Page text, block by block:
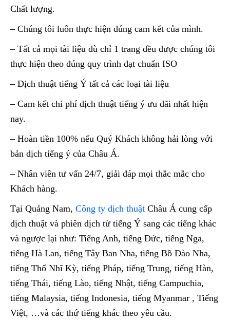
Chất lượng.
– Chúng tôi luôn thực hiện đúng cam kết của mình.
– Tất cả mọi tài liệu dù chỉ 1 trang đều được chúng tôi
thực hiện theo đúng quy trình đạt chuẩn ISO
– Dịch thuật tiếng Ý tất cả các loại tài liệu
– Cam kết chi phí dịch thuật tiếng ý ưu đãi nhất hiện
nay.
– Hoàn tiền 100% nếu Quý Khách không hải lòng với
bản dịch tiếng ý của Châu Á.
– Nhân viên tư vấn 24/7, giải đáp mọi thắc mắc cho
Khách hàng.
Tại Quảng Nam, Công ty dịch thuật Châu Á cung cấp
dịch thuật và phiên dịch từ tiếng Ý sang các tiếng khác
và ngược lại như: Tiếng Anh, tiếng Đức, tiếng Nga,
tiếng Hà Lan, tiếng Tây Ban Nha, tiếng Bồ Đào Nha,
tiếng Thổ Nhĩ Kỳ, tiếng Pháp, tiếng Trung, tiếng Hàn,
tiếng Thái, tiếng Lào, tiếng Nhật, tiếng Campuchia,
tiếng Malaysia, tiếng Indonesia, tiếng Myanmar , Tiếng
Việt, …và các thứ tiếng khác theo yêu cầu.